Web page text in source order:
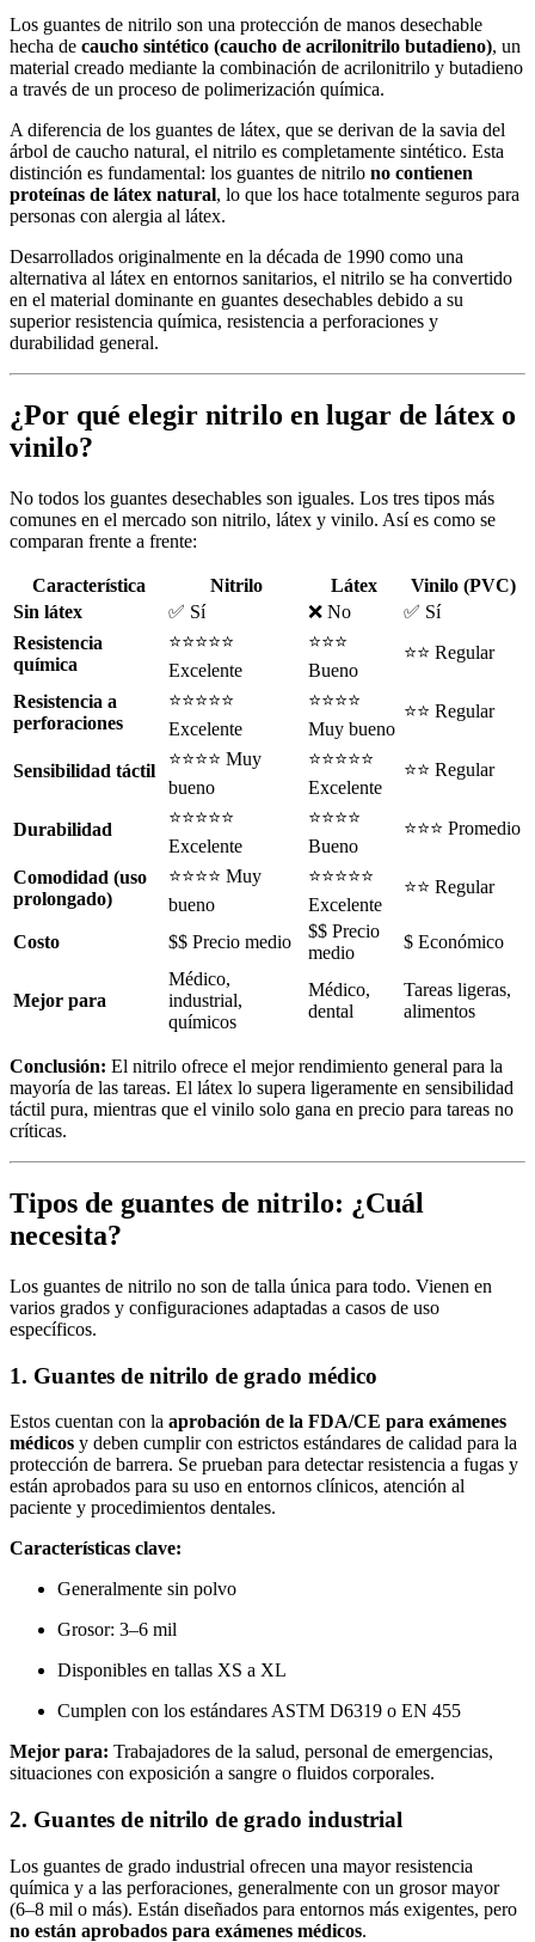
Los guantes de nitrilo son una protección de manos desechable
hecha de caucho sintético (caucho de acrilonitrilo butadieno), un
material creado mediante la combinación de acrilonitrilo y butadieno
a través de un proceso de polimerización química.
A diferencia de los guantes de látex, que se derivan de la savia del
árbol de caucho natural, el nitrilo es completamente sintético. Esta
distinción es fundamental: los guantes de nitrilo no contienen
proteínas de látex natural, lo que los hace totalmente seguros para
personas con alergia al látex.
Desarrollados originalmente en la década de 1990 como una
alternativa al látex en entornos sanitarios, el nitrilo se ha convertido
en el material dominante en guantes desechables debido a su
superior resistencia química, resistencia a perforaciones y
durabilidad general.
¿Por qué elegir nitrilo en lugar de látex o
vinilo?
No todos los guantes desechables son iguales. Los tres tipos más
comunes en el mercado son nitrilo, látex y vinilo. Así es como se
comparan frente a frente:
Característica Nitrilo Látex
Vinilo (PVC)
Sin látex
✅ Sí ❌ No
✅ Sí
Resistencia
química
⭐⭐⭐⭐⭐
Excelente
⭐⭐⭐
Bueno
⭐⭐ Regular
Resistencia a
perforaciones
⭐⭐⭐⭐⭐
Excelente
⭐⭐⭐⭐
Muy bueno
⭐⭐ Regular
Sensibilidad táctil
⭐⭐⭐⭐ Muy
bueno
⭐⭐⭐⭐⭐
Excelente
⭐⭐ Regular
Durabilidad
⭐⭐⭐⭐⭐
Excelente
⭐⭐⭐⭐
Bueno
⭐⭐⭐ Promedio
Comodidad (uso
prolongado)
⭐⭐⭐⭐ Muy
bueno
⭐⭐⭐⭐⭐
Excelente
⭐⭐ Regular
Costo $$ Precio medio
$$ Precio
medio
$ Económico
Mejor para
Médico,
industrial,
químicos
Médico,
dental
Tareas ligeras,
alimentos
Conclusión: El nitrilo ofrece el mejor rendimiento general para la
mayoría de las tareas. El látex lo supera ligeramente en sensibilidad
táctil pura, mientras que el vinilo solo gana en precio para tareas no
críticas.
Tipos de guantes de nitrilo: ¿Cuál
necesita?
Los guantes de nitrilo no son de talla única para todo. Vienen en
varios grados y configuraciones adaptadas a casos de uso
específicos.
1. Guantes de nitrilo de grado médico
Estos cuentan con la aprobación de la FDA/CE para exámenes
médicos y deben cumplir con estrictos estándares de calidad para la
protección de barrera. Se prueban para detectar resistencia a fugas y
están aprobados para su uso en entornos clínicos, atención al
paciente y procedimientos dentales.
Características clave:
Generalmente sin polvo
Grosor: 3–6 mil
Disponibles en tallas XS a XL
Cumplen con los estándares ASTM D6319 o EN 455
Mejor para: Trabajadores de la salud, personal de emergencias,
situaciones con exposición a sangre o fluidos corporales.
2. Guantes de nitrilo de grado industrial
Los guantes de grado industrial ofrecen una mayor resistencia
química y a las perforaciones, generalmente con un grosor mayor
(6–8 mil o más). Están diseñados para entornos más exigentes, pero
no están aprobados para exámenes médicos.